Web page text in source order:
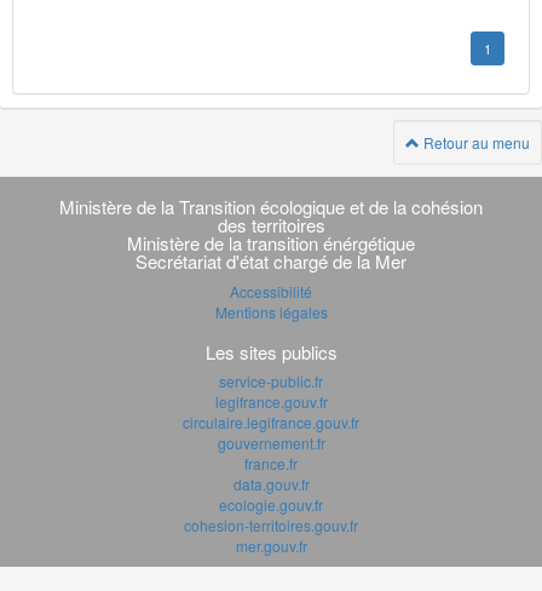
1
Retour au menu
Navigation
transverse
Ministère de la Transition écologique et de la cohésion
des territoires
Ministère de la transition énérgétique
Secrétariat d'état chargé de la Mer
Accessibilité
Mentions légales
Les sites publics
service-public.fr
legifrance.gouv.fr
circulaire.legifrance.gouv.fr
gouvernement.fr
france.fr
data.gouv.fr
ecologie.gouv.fr
cohesion-territoires.gouv.fr
mer.gouv.fr